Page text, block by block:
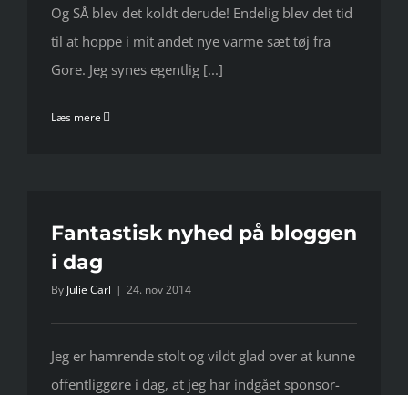
Og SÅ blev det koldt derude! Endelig blev det tid
til at hoppe i mit andet nye varme sæt tøj fra
Gore. Jeg synes egentlig [...]
Læs mere
Fantastisk nyhed på bloggen
i dag
By Julie Carl | 24. nov 2014
Jeg er hamrende stolt og vildt glad over at kunne
offentliggøre i dag, at jeg har indgået sponsor-